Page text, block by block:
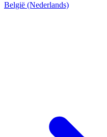
België (Nederlands)